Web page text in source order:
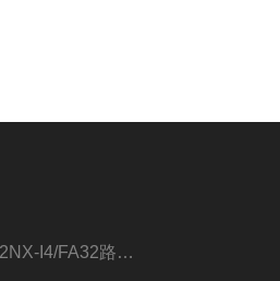
iDS-7732NX-I4/FA32路监控硬盘录像机